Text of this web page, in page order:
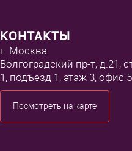
КОНТАКТЫ
г. Москва
Волгоградский пр-т, д.21,
1, подъезд 1, этаж 3, офис 5
Посмотреть на карте